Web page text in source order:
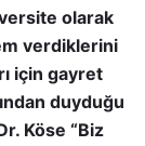
olarak
verdiklerini
için gayret
duyduğu
Köse “Biz